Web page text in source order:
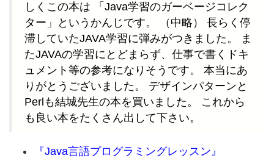
しくこの本は 「Java学習のガーベージコレク
ター」というかんじです。 （中略） 長らく停
滞していたJAVA学習に弾みがつきました。 ま
たJAVAの学習にとどまらず、仕事で書くドキ
ュメント等の参考になりそうです。 本当にあ
りがとうございました。 デザインパターンと
Perlも結城先生の本を買いました。 これから
も良い本をたくさん出して下さい。
『Java言語プログラミングレッスン』